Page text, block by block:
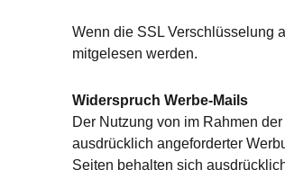
Wenn die SSL Verschlüsselung
mitgelesen werden.
Widerspruch Werbe-Mails
Der Nutzung von im Rahmen
ausdrücklich angeforderter
Seiten behalten sich